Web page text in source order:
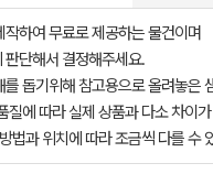
하여 무료로 제공하는 물건이며
단해서 결정해주세요.
돕기위해 참고용으로 올려놓은
질에 따라 실제 상품과 다소 차이
법과 위치에 따라 조금씩 다를 수